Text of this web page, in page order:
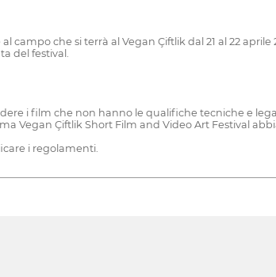
campo che si terrà al Vegan Çiftlik dal 21 al 22
del festival.
i film che non hanno le qualifiche tecniche e
Vegan Çiftlik Short Film and Video Art Festival
i regolamenti.